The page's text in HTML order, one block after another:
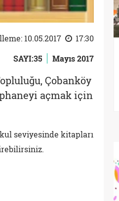
10.05.2017 17:30
SAYI:35 Mayıs 2017
Çobanköy
açmak için
seviyesinde kitapları